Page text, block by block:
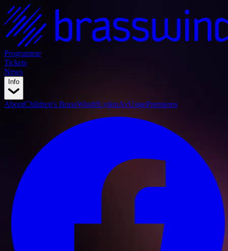
Programme
Tickets
News
Info
AboutChildren's BrassWind#LydenAvUngePremieres